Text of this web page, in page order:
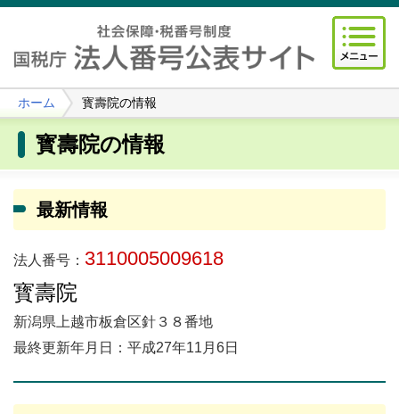
ホーム 寳壽院の情報
寳壽院の情報
最新情報
法人番号： 3110005009618
寳壽院
新潟県上越市板倉区針３８番地
最終更新年月日：平成27年11月6日